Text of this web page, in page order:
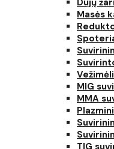
Dujų
Masės
MIG
MMA
TIG